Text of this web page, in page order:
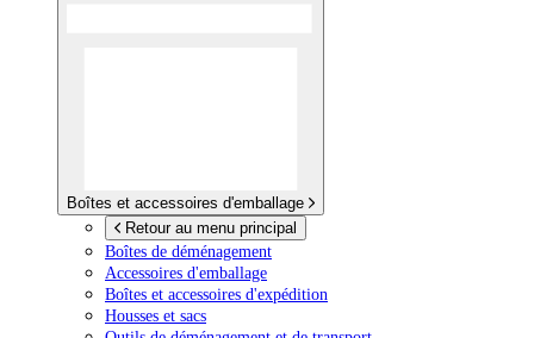
Boîtes et accessoires d'emballage
Retour au menu principal
Boîtes de déménagement
Accessoires d'emballage
Boîtes et accessoires d'expédition
Housses et sacs